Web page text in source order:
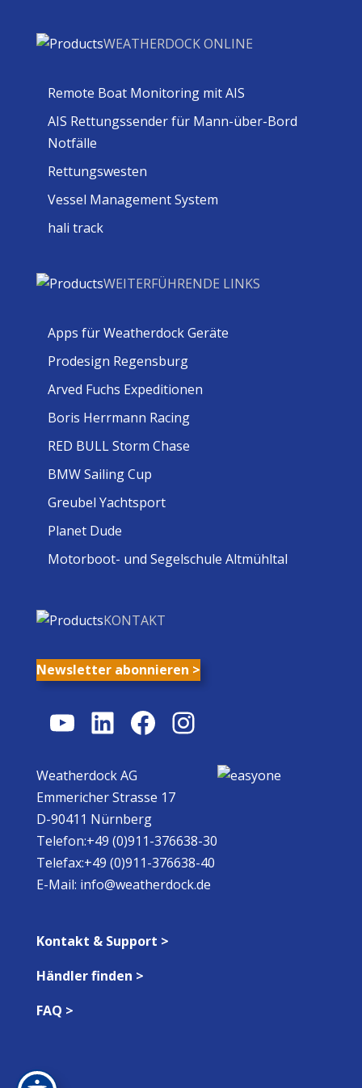
WEATHERDOCK ONLINE
Remote Boat Monitoring mit AIS
AIS Rettungssender für Mann-über-Bord
Notfälle
Rettungswesten
Vessel Management System
hali track
WEITERFÜHRENDE LINKS
Apps für Weatherdock Geräte
Prodesign Regensburg
Arved Fuchs Expeditionen
Boris Herrmann Racing
RED BULL Storm Chase
BMW Sailing Cup
Greubel Yachtsport
Planet Dude
Motorboot- und Segelschule Altmühltal
KONTAKT
Newsletter abonnieren >
YouTube
LinkedIn
Facebook
Instagram
Weatherdock AG
Emmericher Strasse 17
D-90411 Nürnberg
Telefon:+49 (0)911-376638-30
Telefax:+49 (0)911-376638-40
E-Mail: info@weatherdock.de
Kontakt & Support >
Händler finden >
FAQ >